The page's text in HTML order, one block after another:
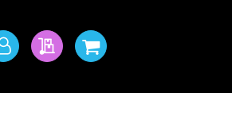
Mitt
Min offertMin kundvagn